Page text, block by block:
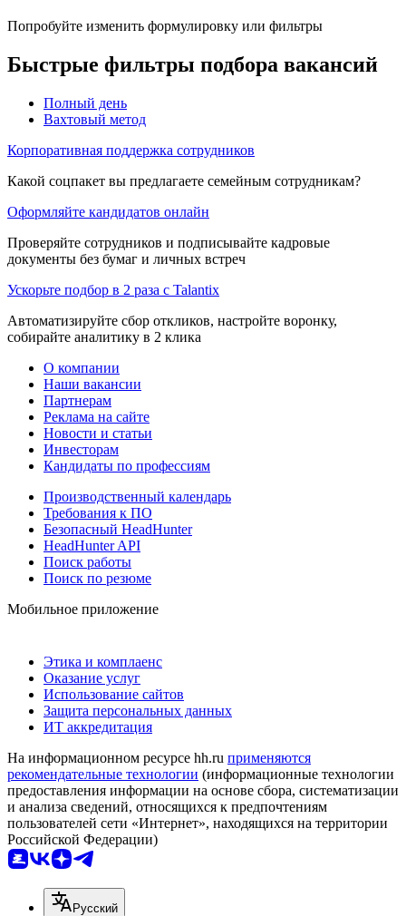
Попробуйте изменить формулировку или фильтры
Быстрые фильтры подбора вакансий
Полный день
Вахтовый метод
Корпоративная поддержка сотрудников
Какой соцпакет вы предлагаете семейным сотрудникам?
Оформляйте кандидатов онлайн
Проверяйте сотрудников и подписывайте кадровые
документы без бумаг и личных встреч
Ускорьте подбор в 2 раза с Talantix
Автоматизируйте сбор откликов, настройте воронку,
собирайте аналитику в 2 клика
О компании
Наши вакансии
Партнерам
Реклама на сайте
Новости и статьи
Инвесторам
Кандидаты по профессиям
Производственный календарь
Требования к ПО
Безопасный HeadHunter
HeadHunter API
Поиск работы
Поиск по резюме
Мобильное приложение
Этика и комплаенс
Оказание услуг
Использование сайтов
Защита персональных данных
ИТ аккредитация
На информационном ресурсе hh.ru применяются
рекомендательные технологии (информационные технологии
предоставления информации на основе сбора, систематизации
и анализа сведений, относящихся к предпочтениям
пользователей сети «Интернет», находящихся на территории
Российской Федерации)
Русский